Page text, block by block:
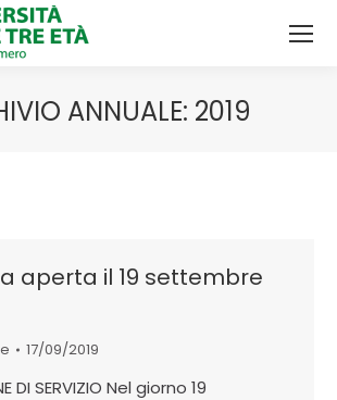
ANNUALE: 2019
aperta il 19 settembre
17/09/2019
DI SERVIZIO Nel giorno 19